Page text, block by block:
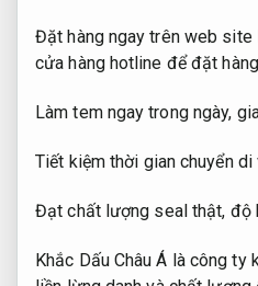
Đặt hàng ngay trên web site
cửa hàng hotline để đặt
Làm tem ngay trong ngày,
Tiết kiệm thời gian chuyển
Đạt chất lượng seal thật, độ
Khắc Dấu Châu Á là công ty